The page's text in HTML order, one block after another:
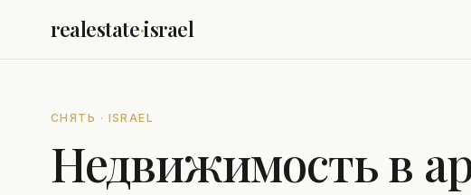
realestate·israel
СНЯТЬ · ISRAEL
Недвижимость в